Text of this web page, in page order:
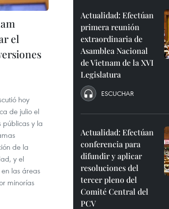
el
hoy
de julio el
públicas y la
de la
y el
las áreas
minorías
Actualidad: Efectúan
primera reunión
extraordinaria de
Asamblea Nacional
de Vietnam de la XVI
Legislatura
ESCUCHAR
Actualidad: Efectúan
conferencia para
difundir y aplicar
resoluciones del
tercer pleno del
Comité Central del
PCV